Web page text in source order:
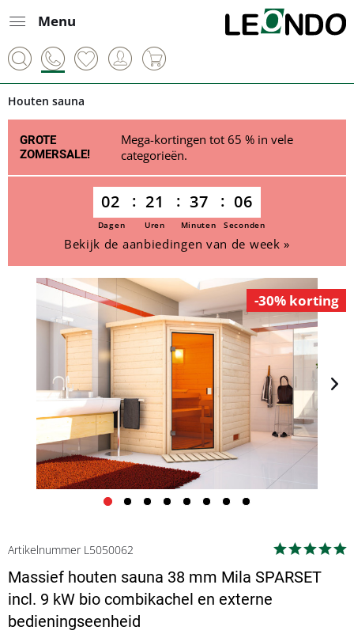
Menu
Houten sauna
GROTE
ZOMERSALE!
Mega-kortingen tot 65 % in vele
categorieën.
02 21 37 05
Dagen Uren Minuten Seconden
Bekijk de aanbiedingen van de week »
-30% korting
Artikelnummer L5050062
Massief houten sauna 38 mm Mila SPARSET
incl. 9 kW bio combikachel en externe
bedieningseenheid